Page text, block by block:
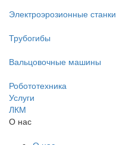
Электроэрозионные станки
Трубогибы
Вальцовочные машины
Робототехника
Услуги
ЛКМ
О нас